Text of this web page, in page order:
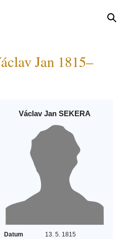
Jan 1815–
Václav Jan SEKERA
Datum
13. 5. 1815